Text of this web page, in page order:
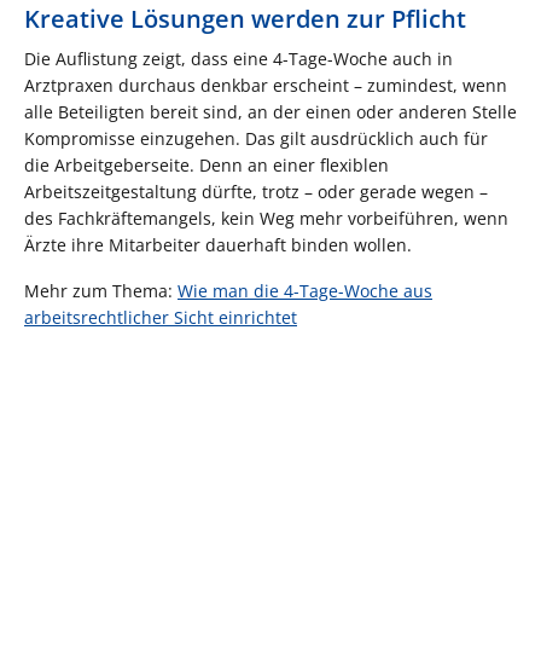
Kreative Lösungen werden zur Pflicht
Die Auflistung zeigt, dass eine 4-Tage-Woche auch in
Arztpraxen durchaus denkbar erscheint – zumindest, wenn
alle Beteiligten bereit sind, an der einen oder anderen Stelle
Kompromisse einzugehen. Das gilt ausdrücklich auch für
die Arbeitgeberseite. Denn an einer flexiblen
Arbeitszeitgestaltung dürfte, trotz – oder gerade wegen –
des Fachkräftemangels, kein Weg mehr vorbeiführen, wenn
Ärzte ihre Mitarbeiter dauerhaft binden wollen.
Mehr zum Thema: Wie man die 4-Tage-Woche aus
arbeitsrechtlicher Sicht einrichtet